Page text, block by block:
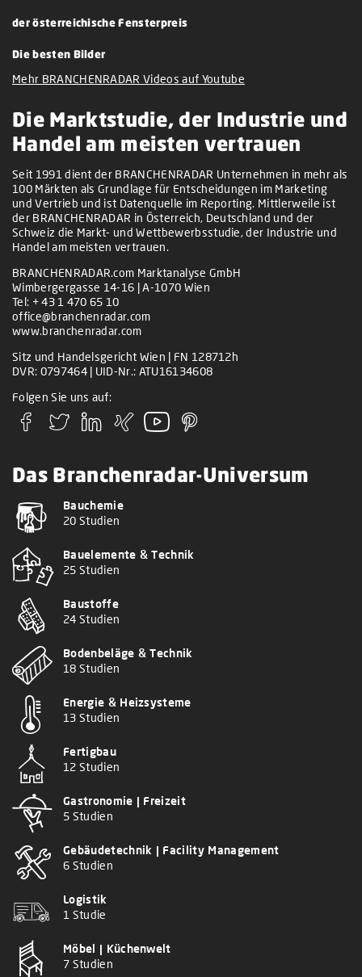
der österreichische Fensterpreis
Die besten Bilder
Mehr BRANCHENRADAR Videos auf Youtube
Die Marktstudie, der Industrie und
Handel am meisten vertrauen
Seit 1991 dient der BRANCHENRADAR Unternehmen in mehr als
100 Märkten als Grundlage für Entscheidungen im Marketing
und Vertrieb und ist Datenquelle im Reporting. Mittlerweile ist
der BRANCHENRADAR in Österreich, Deutschland und der
Schweiz die Markt- und Wettbewerbsstudie, der Industrie und
Handel am meisten vertrauen.
BRANCHENRADAR.com Marktanalyse GmbH
Wimbergergasse 14-16 | A-1070 Wien
Tel: + 43 1 470 65 10
office@branchenradar.com
www.branchenradar.com
Sitz und Handelsgericht Wien | FN 128712h
DVR: 0797464 | UID-Nr.: ATU16134608
Folgen Sie uns auf:
Das Branchenradar-Universum
Bauchemie
20 Studien
Bauelemente & Technik
25 Studien
Baustoffe
24 Studien
Bodenbeläge & Technik
18 Studien
Energie & Heizsysteme
13 Studien
Fertigbau
12 Studien
Gastronomie | Freizeit
5 Studien
Gebäudetechnik | Facility Management
6 Studien
Logistik
1 Studie
Möbel | Küchenwelt
7 Studien